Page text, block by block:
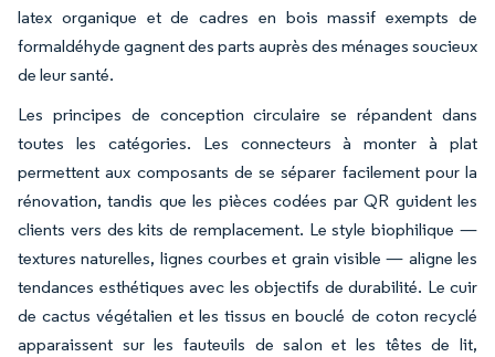
latex organique et de cadres en bois massif exempts de
formaldéhyde gagnent des parts auprès des ménages soucieux
de leur santé.
Les principes de conception circulaire se répandent dans
toutes les catégories. Les connecteurs à monter à plat
permettent aux composants de se séparer facilement pour la
rénovation, tandis que les pièces codées par QR guident les
clients vers des kits de remplacement. Le style biophilique —
textures naturelles, lignes courbes et grain visible — aligne les
tendances esthétiques avec les objectifs de durabilité. Le cuir
de cactus végétalien et les tissus en bouclé de coton recyclé
apparaissent sur les fauteuils de salon et les têtes de lit,